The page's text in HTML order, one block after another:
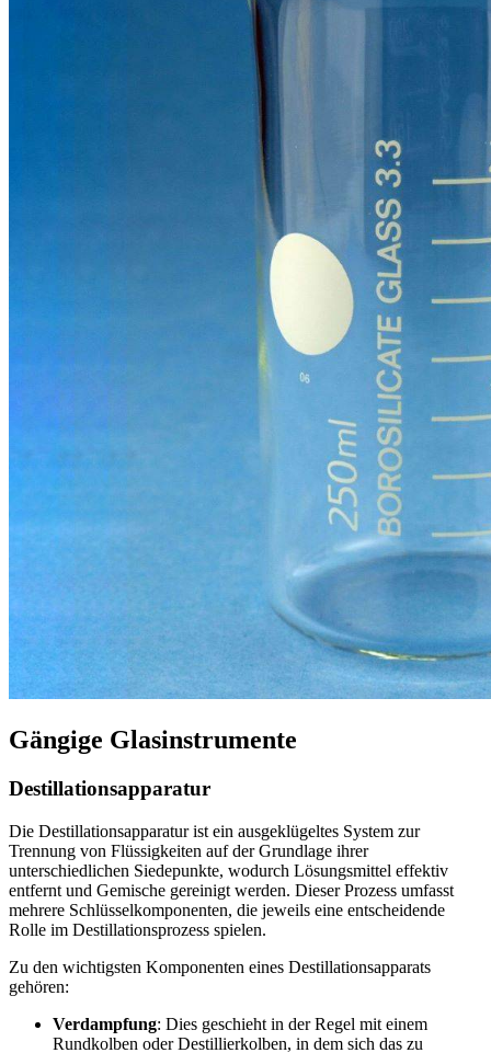
Gängige Glasinstrumente
Destillationsapparatur
Die Destillationsapparatur ist ein ausgeklügeltes System zur
Trennung von Flüssigkeiten auf der Grundlage ihrer
unterschiedlichen Siedepunkte, wodurch Lösungsmittel effektiv
entfernt und Gemische gereinigt werden. Dieser Prozess umfasst
mehrere Schlüsselkomponenten, die jeweils eine entscheidende
Rolle im Destillationsprozess spielen.
Zu den wichtigsten Komponenten eines Destillationsapparats
gehören:
Verdampfung: Dies geschieht in der Regel mit einem
Rundkolben oder Destillierkolben, in dem sich das zu